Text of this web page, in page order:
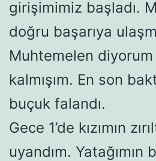
girişimimiz başladı.
doğru başarıya
Muhtemelen
kalmışım. En son
buçuk falandı.
Gece 1’de kızımın
uyandım. Yatağımın